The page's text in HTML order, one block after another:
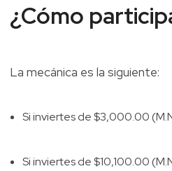
¿Cómo
La mecánica es la siguiente:
Si inviertes de $3,000.00
Si inviertes de $10,100.00